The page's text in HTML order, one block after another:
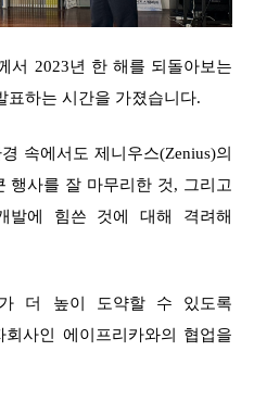
서 2023년 한 해를 되돌아보는
표하는 시간을 가졌습니다.
속에서도 제니우스(Zenius)의
행사를 잘 마무리한 것, 그리고
발에 힘쓴 것에 대해 격려해
가 더 높이 도약할 수 있도록
사인 에이프리카와의 협업을